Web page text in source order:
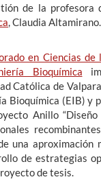
de la profesora
, Claudia Altamirano.
en Ciencias de
Bioquímica
Católica de
Bioquímica (EIB) y
Anillo “Diseño
una aproximación
de estrategias
de tesis.